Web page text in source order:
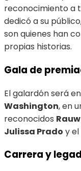
reconocimiento a
dedicó a su
son quienes han
propias historias.
Gala de
El galardón será
Washington, en
reconocidos
Julissa Prado y
Carrera y